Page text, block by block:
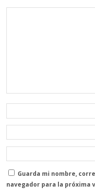
Guarda mi nombre,
navegador para la próxima